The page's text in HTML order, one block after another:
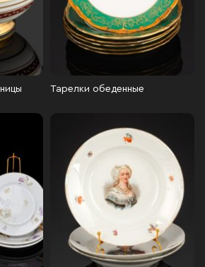
Тарелки обеденные